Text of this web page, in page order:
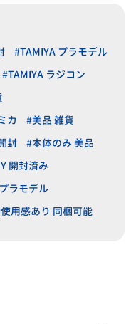
#TAMIYA プラモデル
#TAMIYA ラジコン
カ
#美品 雑貨
封
#本体のみ 美品
開封済み
ラモデル
用感あり 同梱可能